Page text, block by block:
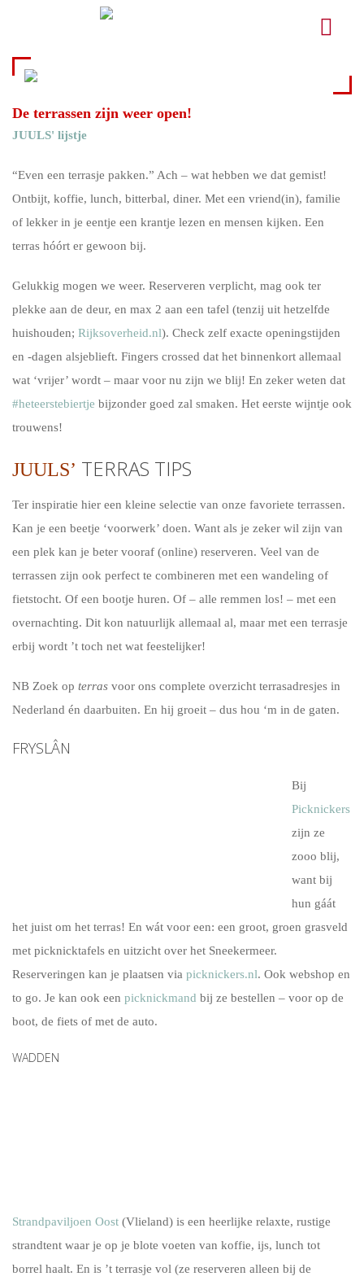
De terrassen zijn weer open!
JUULS' lijstje
“Even een terrasje pakken.” Ach – wat hebben we dat gemist!
Ontbijt, koffie, lunch, bitterbal, diner. Met een vriend(in), familie
of lekker in je eentje een krantje lezen en mensen kijken. Een
terras hóórt er gewoon bij.
Gelukkig mogen we weer. Reserveren verplicht, mag ook ter
plekke aan de deur, en max 2 aan een tafel (tenzij uit hetzelfde
huishouden; Rijksoverheid.nl). Check zelf exacte openingstijden
en -dagen alsjeblieft. Fingers crossed dat het binnenkort allemaal
wat ‘vrijer’ wordt – maar voor nu zijn we blij! En zeker weten dat
#heteerstebiertje bijzonder goed zal smaken. Het eerste wijntje ook
trouwens!
JUULS’ TERRAS TIPS
Ter inspiratie hier een kleine selectie van onze favoriete terrassen.
Kan je een beetje ‘voorwerk’ doen. Want als je zeker wil zijn van
een plek kan je beter vooraf (online) reserveren. Veel van de
terrassen zijn ook perfect te combineren met een wandeling of
fietstocht. Of een bootje huren. Of – alle remmen los! – met een
overnachting. Dit kon natuurlijk allemaal al, maar met een terrasje
erbij wordt ’t toch net wat feestelijker!
NB Zoek op terras voor ons complete overzicht terrasadresjes in
Nederland én daarbuiten. En hij groeit – dus hou ‘m in de gaten.
FRYSLÂN
Bij
Picknickers
zijn ze
zooo blij,
want bij
hun gáát
het juist om het terras! En wát voor een: een groot, groen grasveld
met picknicktafels en uitzicht over het Sneekermeer.
Reserveringen kan je plaatsen via picknickers.nl. Ook webshop en
to go. Je kan ook een picknickmand bij ze bestellen – voor op de
boot, de fiets of met de auto.
WADDEN
Strandpaviljoen Oost (Vlieland) is een heerlijke relaxte, rustige
strandtent waar je op je blote voeten van koffie, ijs, lunch tot
borrel haalt. En is ’t terrasje vol (ze reserveren alleen bij de